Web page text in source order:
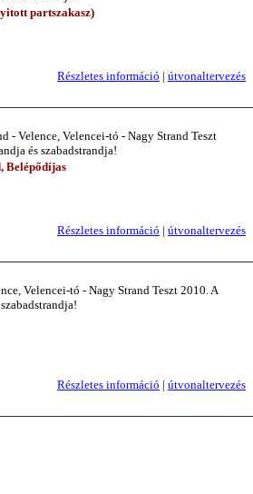
partszakasz)
Részletes információ | útvonaltervezés
Belépődíjas
Részletes információ | útvonaltervezés
Részletes információ | útvonaltervezés